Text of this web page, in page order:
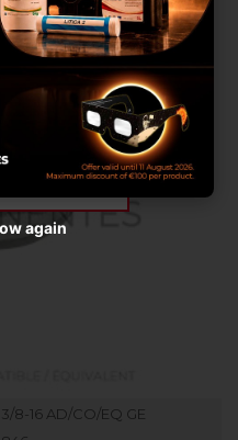
8-16 AD/CO/EQ GE
informations
fournies ou
lors de votre
cookies
cookies
again